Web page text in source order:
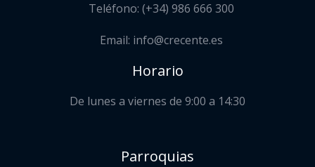
Teléfono: (+34) 986 666 300
Email: info@crecente.es
Horario
De lunes a viernes de 9:00 a 14:30
Parroquias